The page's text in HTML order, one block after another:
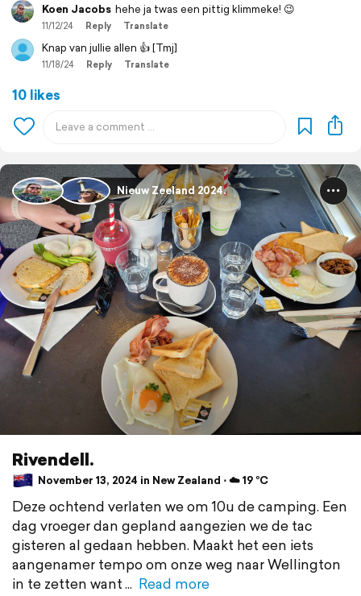
Koen Jacobs hehe ja twas een pittig klimmeke! 😉
11/12/24 Reply Translate
Knap van jullie allen 👍 [Tmj]
11/18/24 Reply Translate
10 likes
Nieuw Zeeland 2024.
Rivendell.
November 13, 2024 in New Zealand ⋅ ☁️ 19 °C
Deze ochtend verlaten we om 10u de camping. Een
dag vroeger dan gepland aangezien we de tac
gisteren al gedaan hebben. Maakt het een iets
aangenamer tempo om onze weg naar Wellington
in te zetten want
Read more